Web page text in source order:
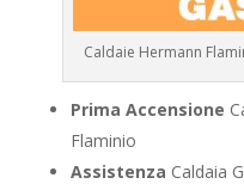
Caldaie Hermann
Prima Accensione
Flaminio
Assistenza Caldaia